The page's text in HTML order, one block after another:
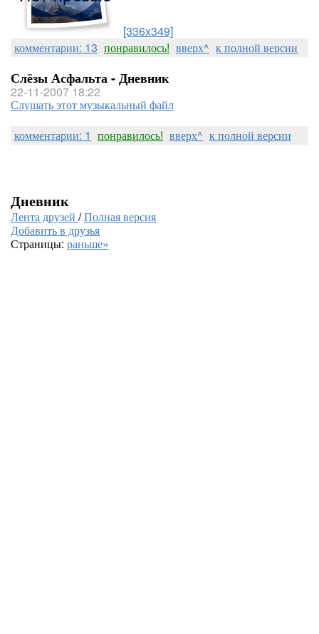
[336x349]
комментарии: 13 понравилось! вверх^ к полной версии
Слёзы Асфальта - Дневник
22-11-2007 18:22
Слушать этот музыкальный файл
комментарии: 1 понравилось! вверх^ к полной версии
Дневник
Лента друзей /Полная версия
Добавить в друзья
Страницы: раньше»